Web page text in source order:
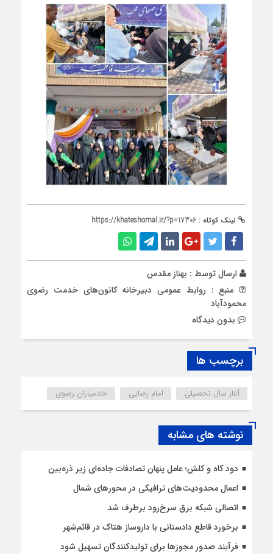
لینک کوتاه : https://khateshomal.ir/?p=17306
ارسال توسط : بهناز مقدس
منبع : روابط عمومی دبیرخانه کانون‌های خدمت رضوی
محمودآباد
بدون دیدگاه
برچسب ها
آغاز سال تحصیلی امام رضایی خادمیاران رضوی
نوشته های مشابه
دود کاه و کلش؛ عامل پنهان تصادفات جاده‌ای زیر ذره‌بین
اعمال محدودیت‌‌های ترافیکی در محورهای شمال
اتصالی شبکه برق سرخ‌رود برطرف شد
برخورد قاطع دادستانی با داروساز هتاک در قائم‌شهر
فرآیند صدور مجوزها برای تولیدکنندگان تسهیل شود